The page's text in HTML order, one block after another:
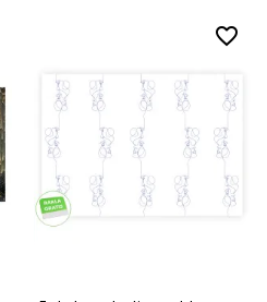
favorite_border